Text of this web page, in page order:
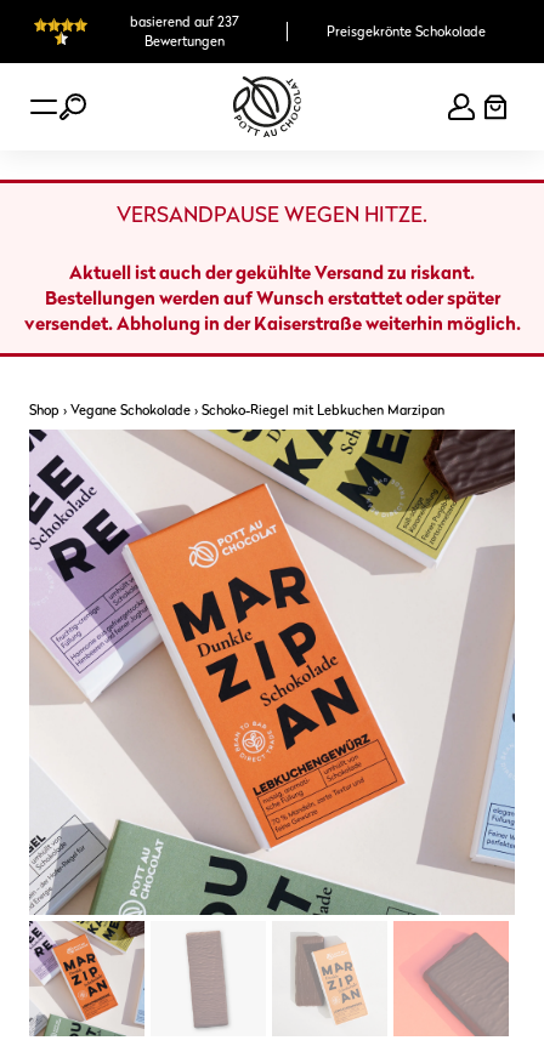
basierend auf 237
Bewertungen
Preisgekrönte Schokolade
VERSANDPAUSE WEGEN HITZE.
Aktuell ist auch der gekühlte Versand zu riskant.
Bestellungen werden auf Wunsch erstattet oder später
versendet. Abholung in der Kaiserstraße weiterhin möglich.
Shop › Vegane Schokolade › Schoko-Riegel mit Lebkuchen Marzipan